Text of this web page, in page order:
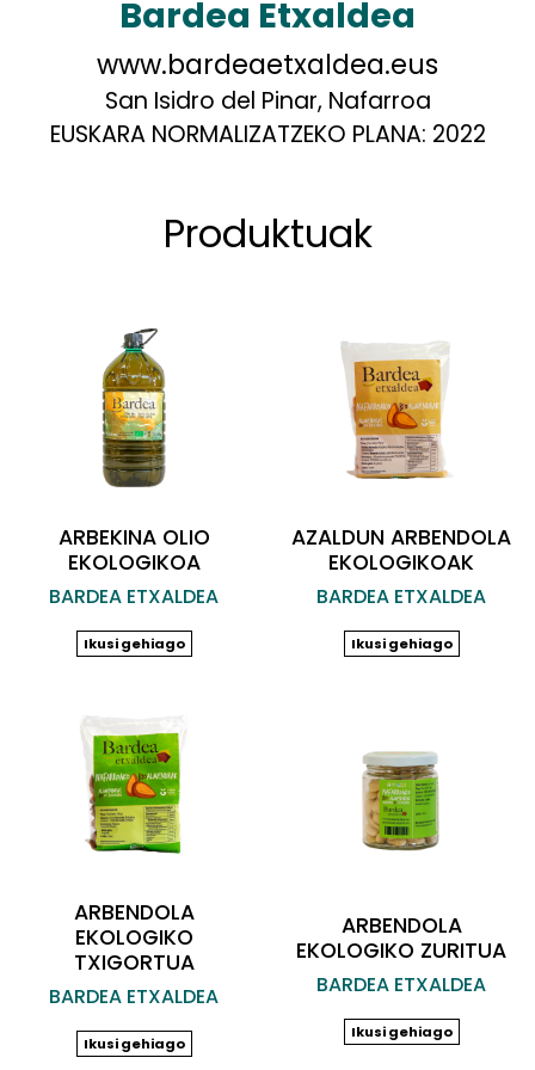
Bardea Etxaldea
www.bardeaetxaldea.eus
San Isidro del Pinar, Nafarroa
EUSKARA NORMALIZATZEKO PLANA: 2022
Produktuak
ARBEKINA OLIO
EKOLOGIKOA
BARDEA ETXALDEA
Ikusi gehiago
AZALDUN ARBENDOLA
EKOLOGIKOAK
BARDEA ETXALDEA
Ikusi gehiago
ARBENDOLA
EKOLOGIKO
TXIGORTUA
BARDEA ETXALDEA
Ikusi gehiago
ARBENDOLA
EKOLOGIKO ZURITUA
BARDEA ETXALDEA
Ikusi gehiago